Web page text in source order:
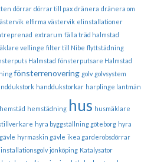
dörrar dörrar till pax dränera dränera om
elfirma västervik elinstallationer
extrarum fälla träd halmstad
vellinge filter till Nibe flyttstädning
Halmstad fönsterputsare Halmstad
fönsterrenovering golv golvsystem
handdukstorkar harplinge lantmän
hemstäd hemstädning hus husmäklare
hyra byggställning göteborg hyra
hyrmaskin gävle ikea garderobsdörrar
installationsgolv jönköping Katalysator